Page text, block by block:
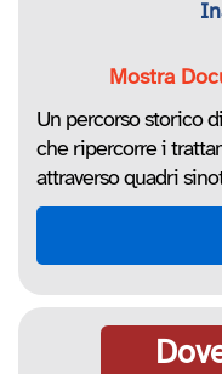
Mostra
Un percorso storico
che ripercorre i
attraverso quadri